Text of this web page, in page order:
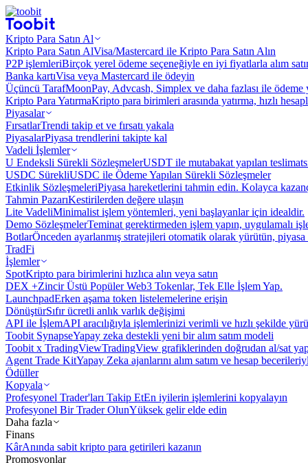
Kripto Para Satın Al
Kripto Para Satın AlVisa/Mastercard ile Kripto Para Satın Alın
P2P işlemleriBirçok yerel ödeme seçeneğiyle en iyi fiyatlarla alım
Banka kartıVisa veya Mastercard ile ödeyin
Üçüncü TarafMoonPay, Advcash, Simplex ve daha fazlası ile ödeme
Kripto Para YatırmaKripto para birimleri arasında yatırma, hızlı
Piyasalar
FırsatlarTrendi takip et ve fırsatı yakala
PiyasalarPiyasa trendlerini takipte kal
Vadeli İşlemler
U Endeksli Sürekli SözleşmelerUSDT ile mutabakat yapılan
USDC SürekliUSDC ile Ödeme Yapılan Sürekli Sözleşmeler
Etkinlik SözleşmeleriPiyasa hareketlerini tahmin edin. Kolayca
Tahmin PazarıKestirilerden değere ulaşın
Lite VadeliMinimalist işlem yöntemleri, yeni başlayanlar için idealdir.
Demo SözleşmelerTeminat gerektirmeden işlem yapın, uygulamalı
BotlarÖnceden ayarlanmış stratejileri otomatik olarak yürütün, piyasa
TradFi
İşlemler
SpotKripto para birimlerini hızlıca alın veya satın
DEX +Zincir Üstü Popüler Web3 Tokenlar, Tek Elle İşlem Yap.
LaunchpadErken aşama token listelemelerine erişin
DönüştürSıfır ücretli anlık varlık değişimi
API ile İşlemAPI aracılığıyla işlemlerinizi verimli ve hızlı şekilde
Toobit SynapseYapay zeka destekli yeni bir alım satım modeli
Toobit x TradingViewTradingView grafiklerinden doğrudan al/sat
Agent Trade KitYapay Zeka ajanlarını alım satım ve hesap
Ödüller
Kopyala
Profesyonel Trader'ları Takip EtEn iyilerin işlemlerini kopyalayın
Profesyonel Bir Trader OlunYüksek gelir elde edin
Daha fazla
Finans
KârAnında sabit kripto para getirileri kazanın
Promosyonlar